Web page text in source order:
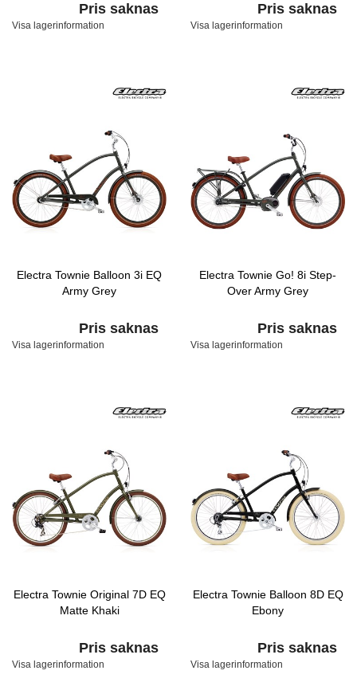
Pris saknas
Visa lagerinformation
Pris saknas
Visa lagerinformation
Electra Townie Balloon 3i EQ
Army Grey
Pris saknas
Visa lagerinformation
Electra Townie Go! 8i Step-
Over Army Grey
Pris saknas
Visa lagerinformation
Electra Townie Original 7D EQ
Matte Khaki
Pris saknas
Visa lagerinformation
Electra Townie Balloon 8D EQ
Ebony
Pris saknas
Visa lagerinformation